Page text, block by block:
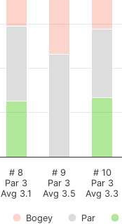
Bogey Par
# 8
Par 3
Avg 3.1
# 9
Par 3
Avg 3.5
# 10
Par 3
Avg 3.3